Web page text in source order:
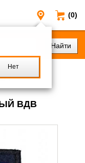
(0)
Москва
Нет
/
ВДВ